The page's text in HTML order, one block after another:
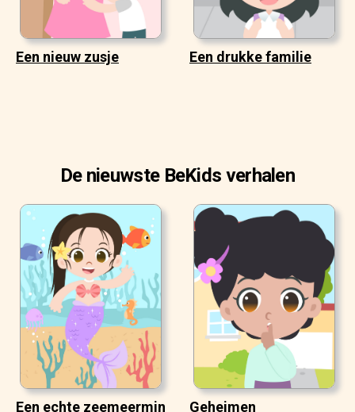
Een nieuw zusje Een drukke familie
De nieuwste BeKids verhalen
Een echte zeemeermin Geheimen